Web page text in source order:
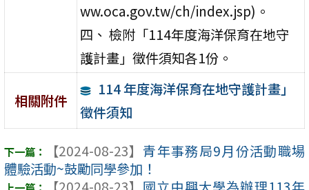
ww.oca.gov.tw/ch/index.jsp)。
四、 檢附「114年度海洋保育在地守
護計畫」徵件須知各1份。
相關附件
114 年度海洋保育在地守護計畫」
徵件須知
【2024-08-23】 青年事務局9月份活動職場
體驗活動~鼓勵同學參加！